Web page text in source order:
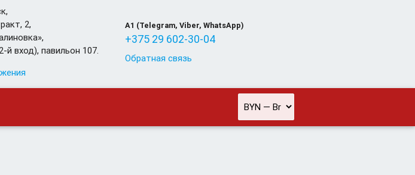
,
2,
й вход), павильон 107.
A1 (Telegram, Viber, WhatsApp)
+375 29 602-30-04
Обратная связь